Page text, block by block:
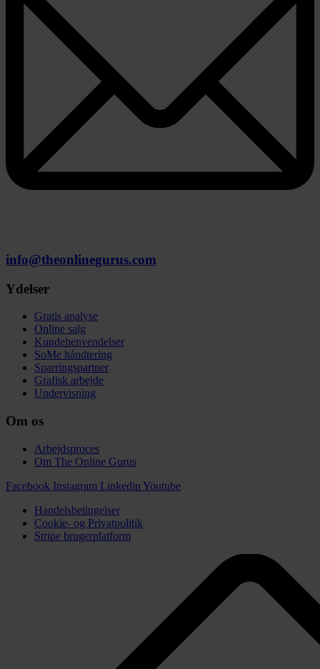
info@theonlinegurus.com
Ydelser
Gratis analyse
Online salg
Kundehenvendelser
SoMe håndtering
Sparringspartner
Grafisk arbejde
Undervisning
Om os
Arbejdsproces
Om The Online Gurus
Facebook Instagram Linkedin Youtube
Handelsbetingelser
Cookie- og Privatpolitik
Stripe brugerplatform